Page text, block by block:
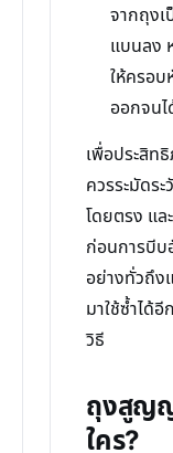
จากถุง
แบนลง
ให้ครอบ
ออกจน
เพื่อประสิท
ควรระมัดร
โดยตรง แล
ก่อนการบีบ
อย่างทั่วถึง
มาใช้ซ้ำได้
วิธี
ถุงสูญญ
ใคร?